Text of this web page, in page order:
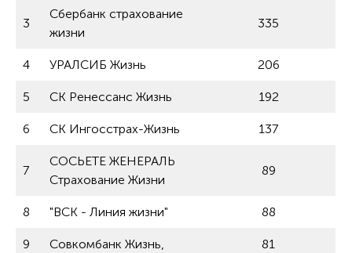
3
Сбербанк страхование
жизни
335
4 УРАЛСИБ Жизнь 206
5 СК Ренессанс Жизнь 192
6 СК Ингосстрах-Жизнь 137
7
СОСЬЕТЕ ЖЕНЕРАЛЬ
Страхование Жизни
89
8 "ВСК - Линия жизни" 88
9 Совкомбанк Жизнь, 81